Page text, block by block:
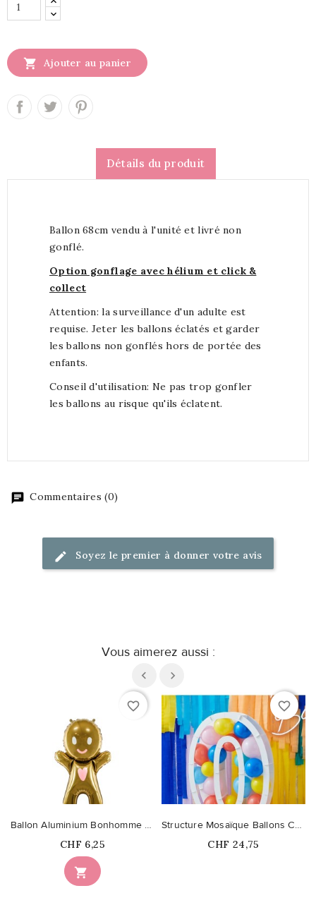
 Ajouter au panier
Détails du produit
Ballon 68cm vendu à l'unité et livré non
gonflé.
Option gonflage avec hélium et click &
collect
Attention: la surveillance d'un adulte est
requise. Jeter les ballons éclatés et garder
les ballons non gonflés hors de portée des
enfants.
Conseil d'utilisation: Ne pas trop gonfler
les ballons au risque qu'ils éclatent.
Commentaires (0)
Soyez le premier à donner votre avis
Vous aimerez aussi :
favorite_border

Ballon Aluminium Bonhomme de Pain d'Epices
Prix
CHF 6,25
favorite_border
Structure Mosaïque Ballons Chiffre 0
Prix
CHF 24,75